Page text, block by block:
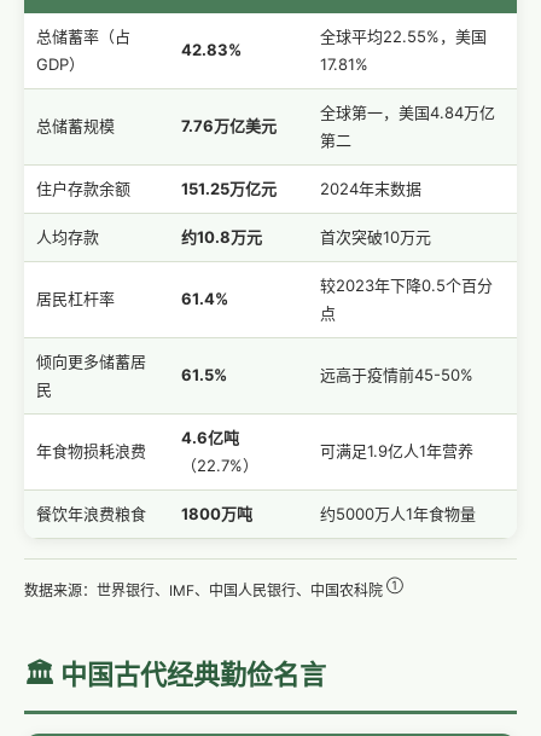
总储蓄率（占
GDP）
42.83%
全球平均22.55%，美国
17.81%
总储蓄规模 7.76万亿美元
全球第一，美国4.84万亿
第二
住户存款余额 151.25万亿元 2024年末数据
人均存款 约10.8万元 首次突破10万元
居民杠杆率 61.4%
较2023年下降0.5个百分
点
倾向更多储蓄居
民
61.5% 远高于疫情前45-50%
年食物损耗浪费
4.6亿吨
（22.7%）
可满足1.9亿人1年营养
餐饮年浪费粮食 1800万吨 约5000万人1年食物量
数据来源：世界银行、IMF、中国人民银行、中国农科院 ①
🏛️ 中国古代经典勤俭名言